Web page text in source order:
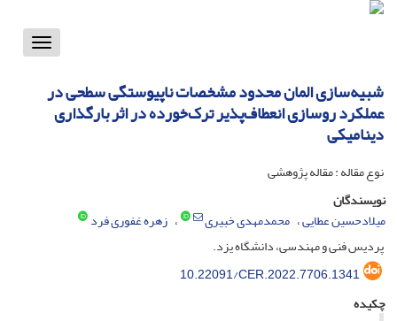
Toggle
شبیه‌سازی المان محدود مشخصات ناپیوستگی سطحی در
عملکرد روسازی انعطاف‌پذیر ترک‌خورده در اثر بارگذاری
دینامیکی
نوع مقاله : مقاله پژوهشی
نویسندگان
میلادحسین عطایی محمدمهدی خبیری
زهره غفوری فرد
پردیس فنی و مهندسی، دانشگاه یزد.
10.22091/CER.2022.7706.1341
چکیده